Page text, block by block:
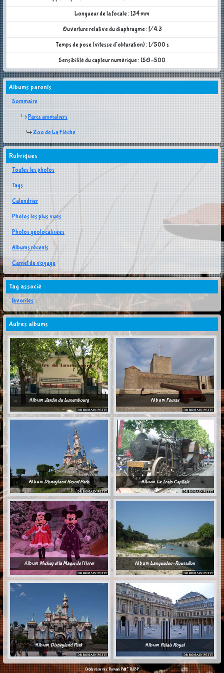
Longueur de la focale : 134 mm
Ouverture relative du diaphragme : f/4.3
Temps de pose (vitesse d'obturation) : 1/500 s
Sensibilité du capteur numérique : ISO-500
Albums parents
Sommaire
Parcs animaliers
Zoo de La Flèche
Rubriques
Toutes les photos
Tags
Calendrier
Photos les plus vues
Photos géolocalisées
Albums récents
Carnet de voyage
Tag associé
favorites
Autres albums
Album Jardin du Luxembourg Album Fouras
AlbumDisneyland Resort Paris Album Le Train Capitale
Album Mickey et la Magie de l'Hiver Album Languedoc-Roussillon
AlbumDisneyland Park Album Palais Royal
Droits réservés Romain Petit©RJBP